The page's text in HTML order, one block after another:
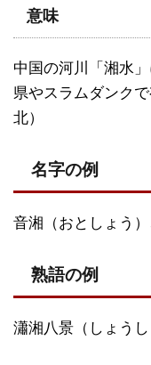
意味
中国の河川「湘水
県やスラムダンク
北）
名字の例
音湘（おとしょう）
熟語の例
瀟湘八景（しょうし